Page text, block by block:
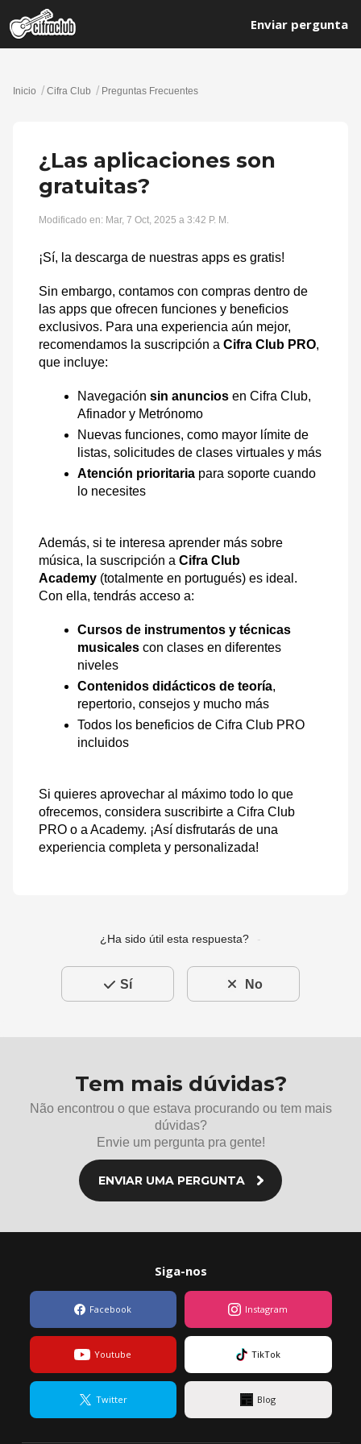
Enviar pergunta
Inicio Cifra Club Preguntas Frecuentes
¿Las aplicaciones son
gratuitas?
Modificado en: Mar, 7 Oct, 2025 a 3:42 P. M.
¡Sí, la descarga de nuestras apps es gratis!
Sin embargo, contamos con compras dentro de
las apps que ofrecen funciones y beneficios
exclusivos. Para una experiencia aún mejor,
recomendamos la suscripción a Cifra Club PRO,
que incluye:
Navegación sin anuncios en Cifra Club,
Afinador y Metrónomo
Nuevas funciones, como mayor límite de
listas, solicitudes de clases virtuales y más
Atención prioritaria para soporte cuando
lo necesites
Además, si te interesa aprender más sobre
música, la suscripción a Cifra Club
Academy (totalmente en portugués) es ideal.
Con ella, tendrás acceso a:
Cursos de instrumentos y técnicas
musicales con clases en diferentes
niveles
Contenidos didácticos de teoría,
repertorio, consejos y mucho más
Todos los beneficios de Cifra Club PRO
incluidos
Si quieres aprovechar al máximo todo lo que
ofrecemos, considera suscribirte a Cifra Club
PRO o a Academy. ¡Así disfrutarás de una
experiencia completa y personalizada!
¿Ha sido útil esta respuesta?
Sí No
Tem mais dúvidas?
Não encontrou o que estava procurando ou tem mais
dúvidas?
Envie um pergunta pra gente!
ENVIAR UMA PERGUNTA
Siga-nos
Facebook Instagram
Youtube TikTok
Twitter Blog